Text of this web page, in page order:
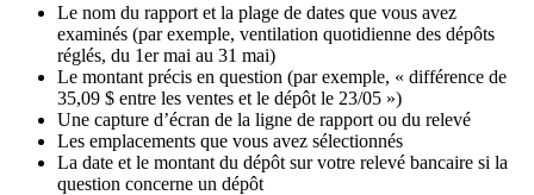
Le nom du rapport et la plage de dates que vous avez
examinés (par exemple, ventilation quotidienne des dépôts
réglés, du 1er mai au 31 mai)
Le montant précis en question (par exemple, « différence de
35,09 $ entre les ventes et le dépôt le 23/05 »)
Une capture d’écran de la ligne de rapport ou du relevé
Les emplacements que vous avez sélectionnés
La date et le montant du dépôt sur votre relevé bancaire si la
question concerne un dépôt